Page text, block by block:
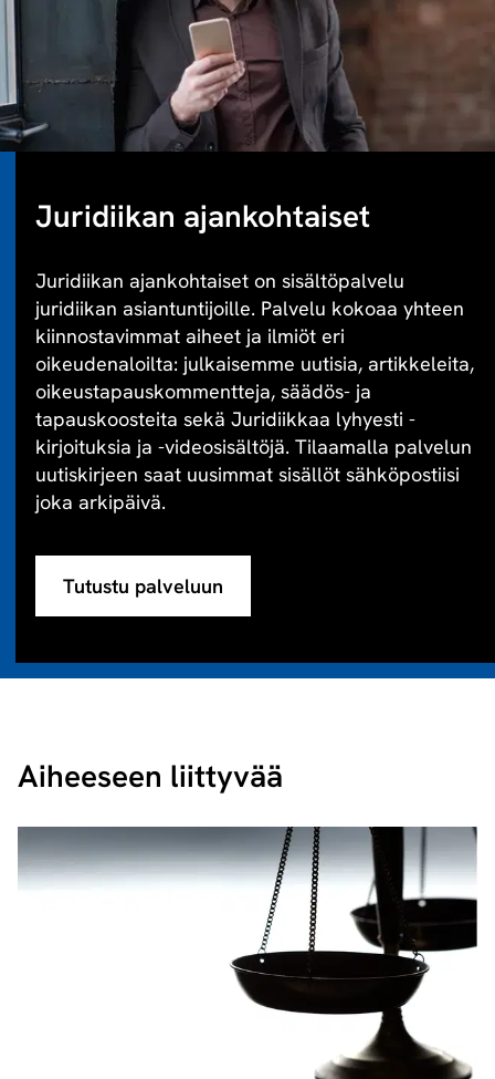
Juridiikan ajankohtaiset
Juridiikan ajankohtaiset on sisältöpalvelu
juridiikan asiantuntijoille. Palvelu kokoaa yhteen
kiinnostavimmat aiheet ja ilmiöt eri
oikeudenaloilta: julkaisemme uutisia, artikkeleita,
oikeustapauskommentteja, säädös- ja
tapauskoosteita sekä Juridiikkaa lyhyesti -
kirjoituksia ja -videosisältöjä. Tilaamalla palvelun
uutiskirjeen saat uusimmat sisällöt sähköpostiisi
joka arkipäivä.
Tutustu palveluun
Aiheeseen liittyvää